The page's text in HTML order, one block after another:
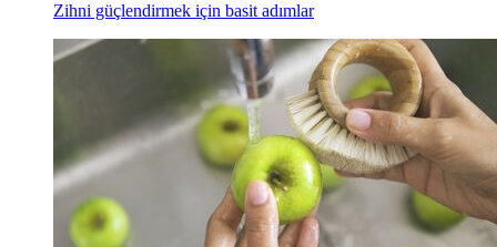
Zihni güçlendirmek için basit adımlar